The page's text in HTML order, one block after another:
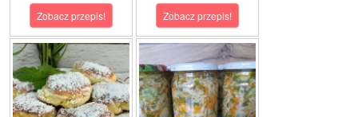
Zobacz przepis! Zobacz przepis!